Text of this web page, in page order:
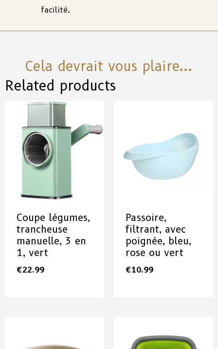
facilité.
Cela devrait vous plaire...
Related products
Coupe légumes,
trancheuse
manuelle, 3 en
1, vert
€22.99
Passoire,
filtrant, avec
poignée, bleu,
rose ou vert
€10.99